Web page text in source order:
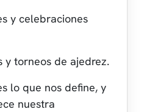
y celebraciones
y torneos de ajedrez.
lo que nos define, y
nuestra